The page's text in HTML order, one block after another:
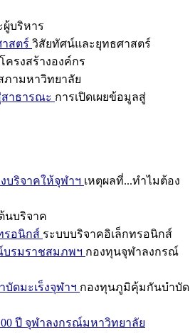
บริหาร
สตร์ วิสัยทัศน์และยุทธศาสตร์
โครงสร้างองค์กร
ภามหาวิทยาลัย
สาธารณะ การเปิดเผยข้อมูลสู่
บริจาคให้จุฬาฯ เหตุผลที่...ทำไมต้อง
นบริจาค
รอนิกส์ ระบบบริจาคอิเล็กทรอนิกส์
รมราชสมภพฯ กองทุนจุฬาลงกรณ์
ดมะเร็งจุฬาฯ กองทุนภูมิคุ้มกันบำบัด
ปี จุฬาลงกรณ์มหาวิทยาลัย